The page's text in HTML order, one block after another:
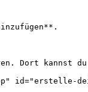
Dort kannst
id="erstelle-